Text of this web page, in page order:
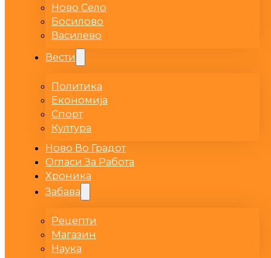
Ново Село
Босилово
Василево
Вести
Политика
Економија
Спорт
Култура
Ново Во Градот
Огласи За Работа
Хроника
Забава
Рецепти
Магазин
Наука